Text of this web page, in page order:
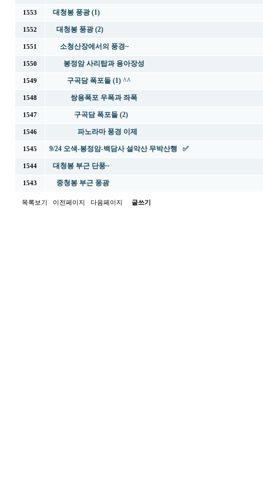
1553 대청봉 풍광 (1)
1552 대청봉 풍광 (2)
1551 소청산장에서의 풍경~
1550 봉정암 사리탑과 용아장성
1549 구곡담 폭포들 (1) ^^
1548 쌍용폭포 우폭과 좌폭
1547 구곡담 폭포들 (2)
1546 파노라마 풍경 이제
1545 9/24 오색-봉정암-백담사 설악산 무박산행 ✅
1544 대청봉 부근 단풍~
1543 중청봉 부근 풍광
목록보기 이전페이지 다음페이지 글쓰기